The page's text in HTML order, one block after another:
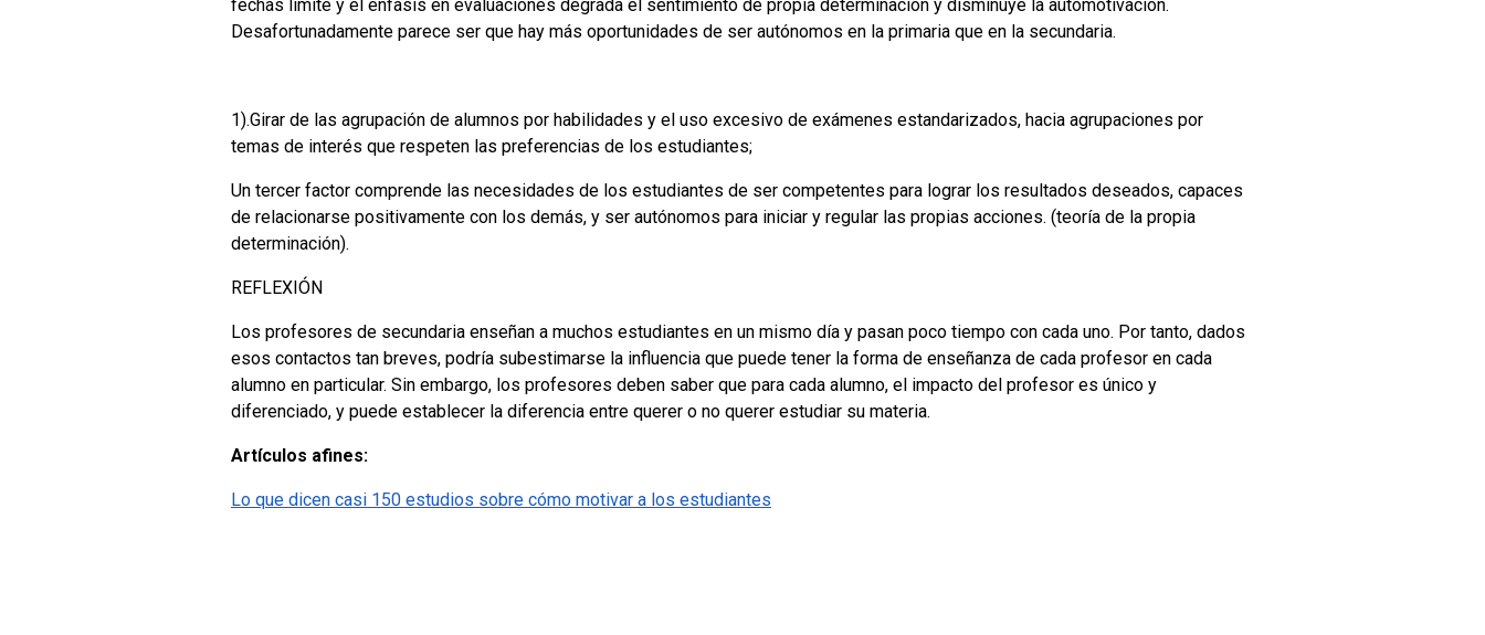
fechas límite y el énfasis en evaluaciones degrada el sentimiento de propia determinación y disminuye la automotivación.
Desafortunadamente parece ser que hay más oportunidades de ser autónomos en la primaria que en la secundaria.
1).Girar de las agrupación de alumnos por habilidades y el uso excesivo de exámenes estandarizados, hacia agrupaciones por
temas de interés que respeten las preferencias de los estudiantes;
Un tercer factor comprende las necesidades de los estudiantes de ser competentes para lograr los resultados deseados, capaces
de relacionarse positivamente con los demás, y ser autónomos para iniciar y regular las propias acciones. (teoría de la propia
determinación).
REFLEXIÓN
Los profesores de secundaria enseñan a muchos estudiantes en un mismo día y pasan poco tiempo con cada uno. Por tanto, dados
esos contactos tan breves, podría subestimarse la influencia que puede tener la forma de enseñanza de cada profesor en cada
alumno en particular. Sin embargo, los profesores deben saber que para cada alumno, el impacto del profesor es único y
diferenciado, y puede establecer la diferencia entre querer o no querer estudiar su materia.
Artículos afines:
Lo que dicen casi 150 estudios sobre cómo motivar a los estudiantes